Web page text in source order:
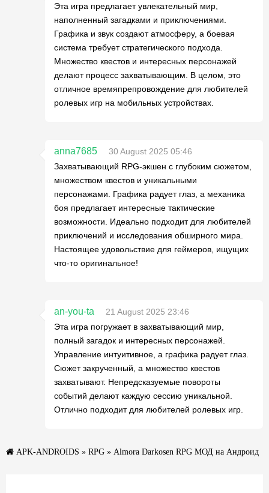
Эта игра предлагает увлекательный мир,
наполненный загадками и приключениями.
Графика и звук создают атмосферу, а боевая
система требует стратегического подхода.
Множество квестов и интересных персонажей
делают процесс захватывающим. В целом, это
отличное времяпрепровождение для любителей
ролевых игр на мобильных устройствах.
anna7685
30 August 2025 05:46
Захватывающий RPG-экшен с глубоким сюжетом,
множеством квестов и уникальными
персонажами. Графика радует глаз, а механика
боя предлагает интересные тактические
возможности. Идеально подходит для любителей
приключений и исследования обширного мира.
Настоящее удовольствие для геймеров, ищущих
что-то оригинальное!
an-you-ta
21 August 2025 23:46
Эта игра погружает в захватывающий мир,
полный загадок и интересных персонажей.
Управление интуитивное, а графика радует глаз.
Сюжет закрученный, а множество квестов
захватывают. Непредсказуемые повороты
событий делают каждую сессию уникальной.
Отлично подходит для любителей ролевых игр.
APK-ANDROIDS » RPG » Almora Darkosen RPG МОД на Андроид